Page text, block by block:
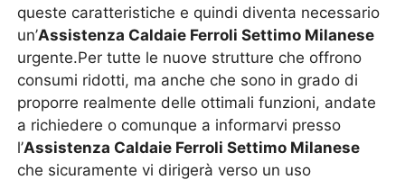
queste caratteristiche e quindi diventa necessario
un’Assistenza Caldaie Ferroli Settimo Milanese
urgente.Per tutte le nuove strutture che offrono
consumi ridotti, ma anche che sono in grado di
proporre realmente delle ottimali funzioni, andate
a richiedere o comunque a informarvi presso
l’Assistenza Caldaie Ferroli Settimo Milanese
che sicuramente vi dirigerà verso un uso